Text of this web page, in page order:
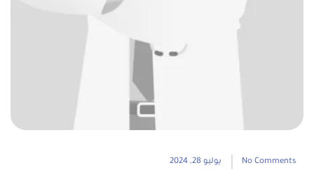
يوليو 28, 2024 No Comments